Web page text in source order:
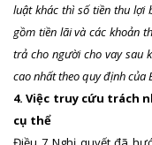
luật khác thì số tiền thu lợi
gồm tiền lãi và các khoản
trả cho người cho vay sau
cao nhất theo quy định của
4. Việc truy cứu trách
cụ thể